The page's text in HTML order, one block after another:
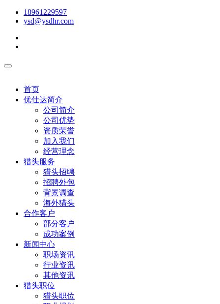
18961229597
ysd@ysdhr.com
首页
优仕达简介
公司简介
公司优势
资质荣誉
加入我们
经营理念
猎头服务
猎头招聘
招聘外包
背景调查
海外猎头
合作客户
部分客户
成功案例
新闻中心
职场资讯
行业资讯
其他资讯
猎头职位
猎头职位